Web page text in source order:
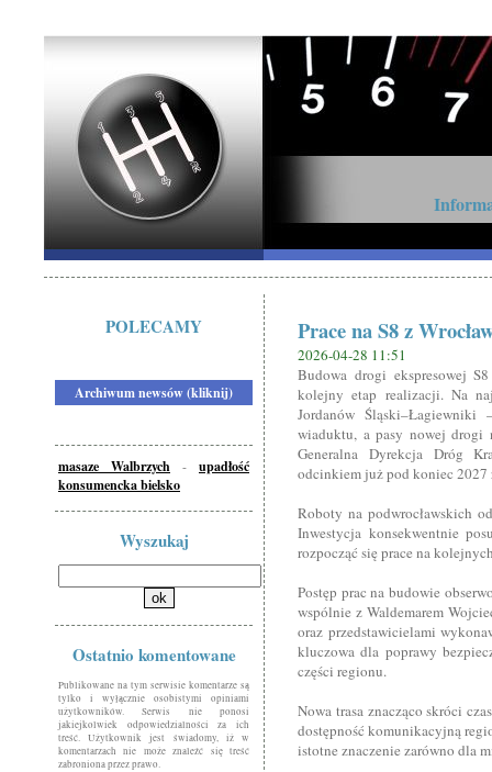
POLECAMY
Archiwum newsów (kliknij)
masaze Walbrzych - upadłość
konsumencka bielsko
Wyszukaj
Ostatnio komentowane
Publikowane na tym serwisie komentarze są
tylko i wyłącznie osobistymi opiniami
użytkowników. Serwis nie ponosi
jakiejkolwiek odpowiedzialności za ich
treść. Użytkownik jest świadomy, iż w
komentarzach nie może znaleźć się treść
zabroniona przez prawo.
Prace na S8 z
2026-04-28 11:51
Budowa drogi ekspresowej
kolejny etap realizacji. Na
Jordanów
wiaduktu, a pasy nowej drogi
Generalna Dyrekcja Dróg
odcinkiem już pod koniec 2027
Roboty na podwrocławskich
Inwestycja konsekwentnie
rozpocząć się prace na
Postęp prac na budowie
wspólnie z Waldemarem
oraz przedstawicielami
kluczowa dla poprawy
części regionu.
Nowa trasa znacząco skróci
dostępność komunikacyjną
istotne znaczenie zarówno dla